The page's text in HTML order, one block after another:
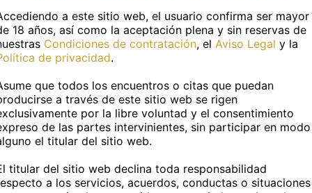
somos Fer y Edu, una
real de chicos de 28 y 27
altos, delgados, morenos y
Hola, somos una pareja real
chicos pasivos que
la zona por un tiempo, así
Chipiona
Otras categorías
Virtuales en Chipiona
a este sitio web, el usuario confirma ser mayor
18 años, así como la aceptación plena y sin reservas de
Condiciones de contratación, el Aviso Legal y la
de privacidad.
que todos los encuentros o citas que puedan
a través de este sitio web se rigen
por la libre voluntad y el consentimiento
de las partes intervinientes, sin participar en modo
el titular del sitio web.
titular del sitio web declina toda responsabilidad
a los servicios, acuerdos, conductas o situaciones